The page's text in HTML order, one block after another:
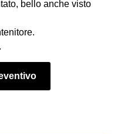
bello anche visto